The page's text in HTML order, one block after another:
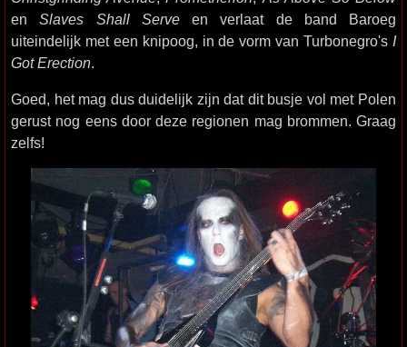
enSlaves Shall Serve en verlaat de band Baroeg
uiteindelijk met een knipoog, in de vorm van Turbonegro's I
Got Erection.
Goed, het mag dus duidelijk zijn dat dit busje vol met Polen
gerust nog eens door deze regionen mag brommen. Graag
zelfs!